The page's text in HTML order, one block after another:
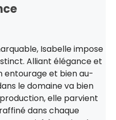
Isabelle impose
Alliant élégance et
entourage et bien au-
le domaine va bien
elle parvient
dans chaque